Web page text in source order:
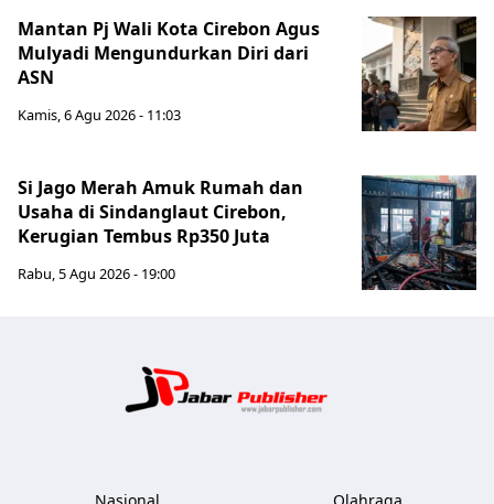
Mantan Pj Wali Kota Cirebon Agus
Mulyadi Mengundurkan Diri dari
ASN
Kamis, 6 Agu 2026 - 11:03
Si Jago Merah Amuk Rumah dan
Usaha di Sindanglaut Cirebon,
Kerugian Tembus Rp350 Juta
Rabu, 5 Agu 2026 - 19:00